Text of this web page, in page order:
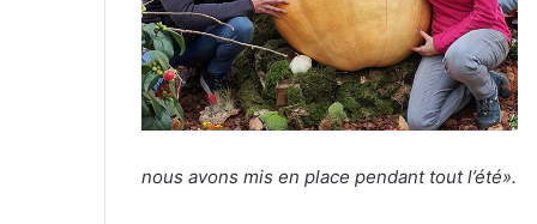
nous avons mis en place pendant tout l’été».